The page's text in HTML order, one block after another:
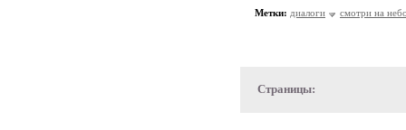
Метки: диалоги смотри на
Страницы: